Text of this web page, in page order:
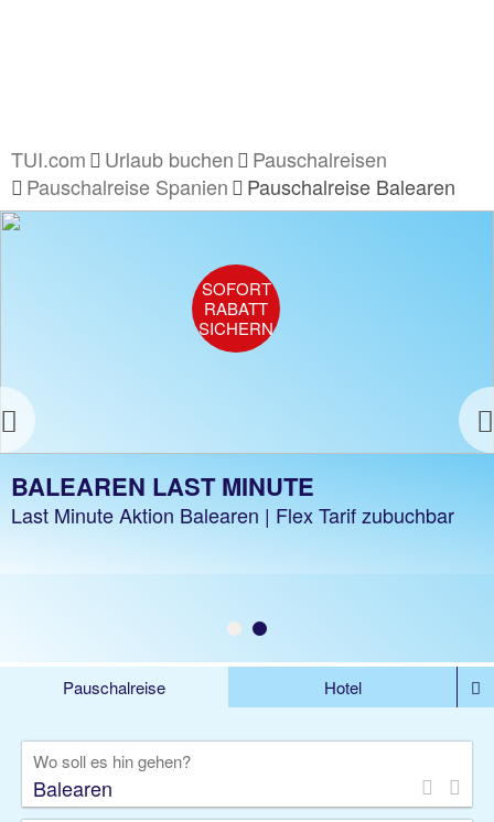
TUI.com Urlaub buchen
Pauschalreisen
Pauschalreise Spanien
Pauschalreise Balearen
Previous
PAUSCHALREISE BALEAREN
z.B. 1 Woche inkl. Flug
BALEAREN LAST MINUTE
Last Minute Aktion Balearen | Flex Tarif zubuchbar
SOFORT
RABATT
SICHERN
Pauschalreise
Hotel
Kreuzfahrten
Rundreisen
Privattransfer
Zusatzleistungen
Wo soll es hin gehen?